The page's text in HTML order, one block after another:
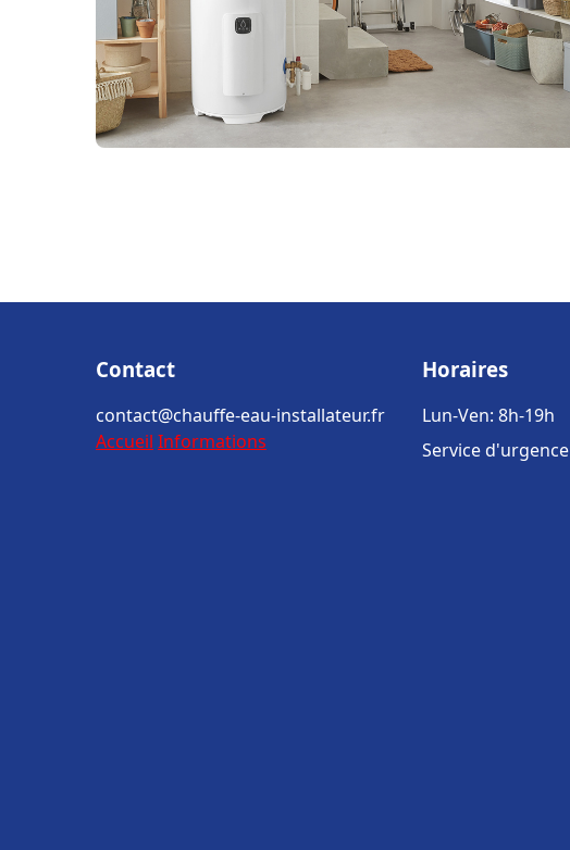
Contact
contact@chauffe-eau-installateur.fr
Accueil Informations
Horaires
Lun-Ven: 8h-19h
Service